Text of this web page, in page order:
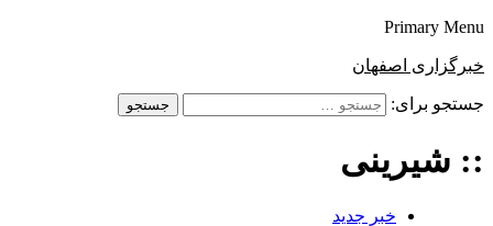
Primary Menu
خبرگزاری اصفهان
جستجو برای:
:: شیرینی
خبر جدید